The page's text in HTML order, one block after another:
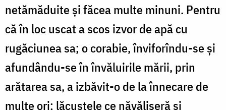
netămăduite și făcea multe minuni. Pentru
că în loc uscat a scos izvor de apă cu
rugăciunea sa; o corabie, înviforîndu-se și
afundându-se în învăluirile mării, prin
arătarea sa, a izbăvit-o de la înnecare de
multe ori; lăcustele ce năvăliseră și